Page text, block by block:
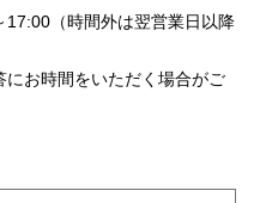
17:00（時間外は翌営業日以降
お時間をいただく場合がご